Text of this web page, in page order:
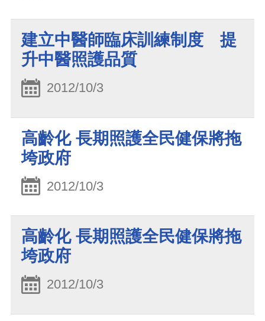
建立中醫師臨床訓練制度 提
升中醫照護品質
2012/10/3
高齡化 長期照護全民健保將拖
垮政府
2012/10/3
高齡化 長期照護全民健保將拖
垮政府
2012/10/3